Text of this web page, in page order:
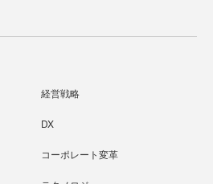
経営戦略
DX
コーポレート変革